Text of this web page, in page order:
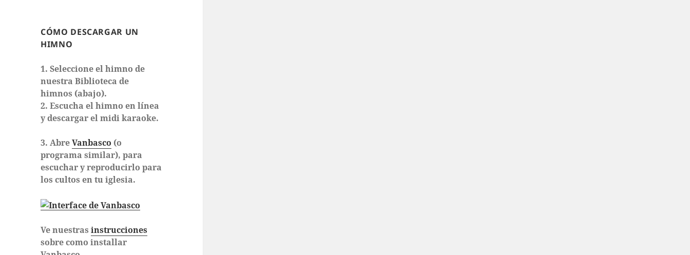
CÓMO DESCARGAR UN
HIMNO
1. Seleccione el himno de
nuestra Biblioteca de
himnos (abajo).
2. Escucha el himno en línea
y descargar el midi karaoke.
3. AbreVanbasco (o
programa similar), para
escuchar y reproducirlo para
los cultos en tu iglesia.
Ve nuestrasinstrucciones
sobre como installar